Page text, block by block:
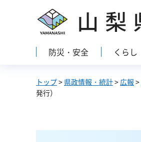
山梨県
防災・安全 くらし
トップ> 県政情報・統計> 広報 >
発行）